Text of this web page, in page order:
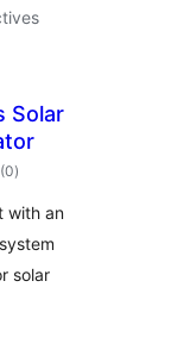
Solar
(0notes
en
)
with an
solar